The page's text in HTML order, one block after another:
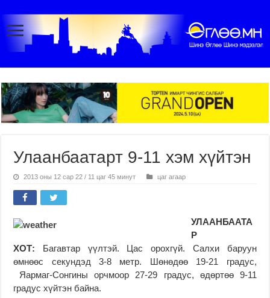
Улаанбаатарт 9-11 хэм хүйтэн
2013 оны 12 сар 22 / 11 цаг 45 минут цаг агаар
УЛААНБААТА
Р
ХОТ: Багавтар үүлтэй. Цас орохгүй. Салхи баруун
өмнөөс секундэд 3-8 метр. Шөнөдөө 19-21 градус,
Яармаг-Сонгины орчмоор 27-29 градус, өдөртөө 9-11
градус хүйтэн байна.